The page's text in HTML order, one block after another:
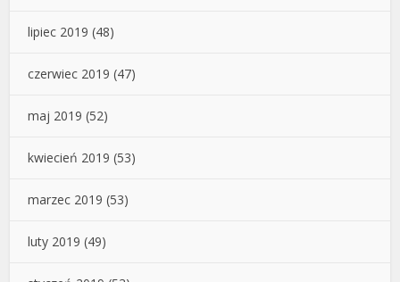
lipiec 2019 (48)
czerwiec 2019 (47)
maj 2019 (52)
kwiecień 2019 (53)
marzec 2019 (53)
luty 2019 (49)